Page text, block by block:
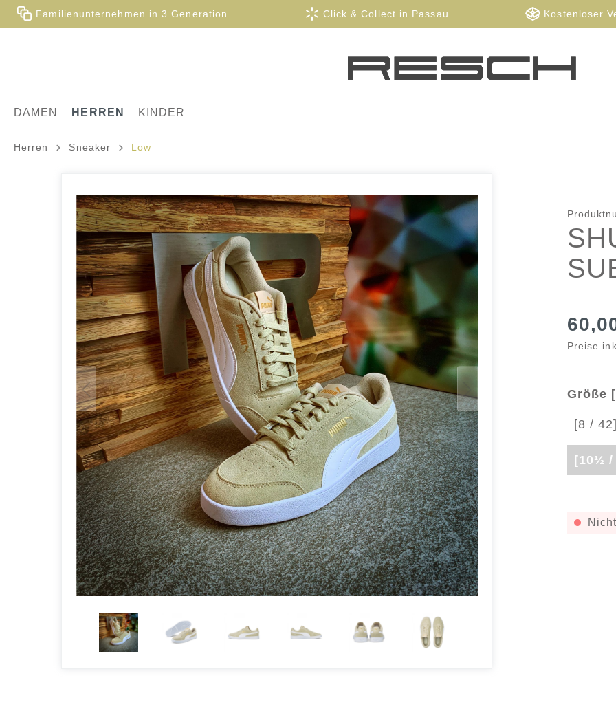
Familienunternehmen in 3.Generation Click & Collect in Passau Kostenloser
DAMEN HERREN KINDER
Herren Sneaker Low
Preise
Größe
[8 / 42]
[10½ /